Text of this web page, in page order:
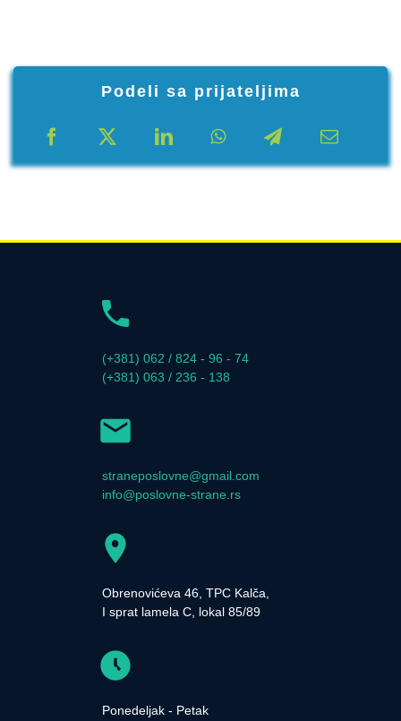
Podeli sa prijateljima
(+381) 062 / 824 - 96 - 74
(+381) 063 / 236 - 138
straneposlovne@gmail.com
info@poslovne-strane.rs
Obrenovićeva 46, TPC Kalča,
I sprat lamela C, lokal 85/89
Ponedeljak - Petak